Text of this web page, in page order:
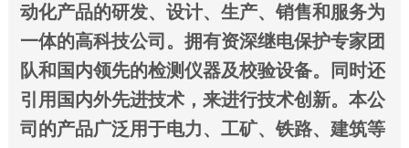
动化产品的研发、设计、生产、销售和服务为
一体的高科技公司。拥有资深继电保护专家团
队和国内领先的检测仪器及校验设备。同时还
引用国内外先进技术，来进行技术创新。本公
司的产品广泛用于电力、工矿、铁路、建筑等